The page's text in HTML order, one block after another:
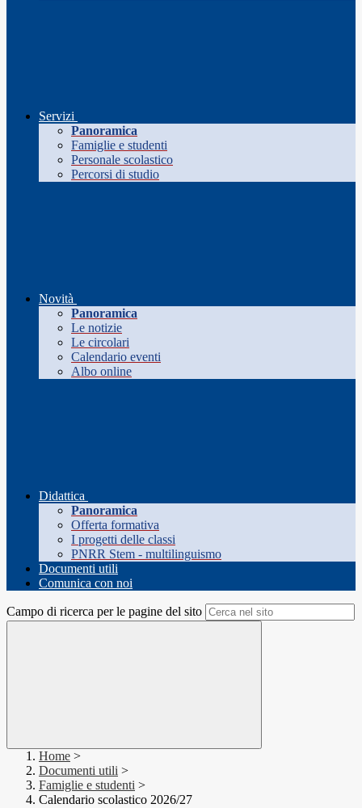
Servizi
Panoramica
Famiglie e studenti
Personale scolastico
Percorsi di studio
Novità
Panoramica
Le notizie
Le circolari
Calendario eventi
Albo online
Didattica
Panoramica
Offerta formativa
I progetti delle classi
PNRR Stem - multilinguismo
Documenti utili
Comunica con noi
Campo di ricerca per le pagine del sito
Home >
Documenti utili >
Famiglie e studenti >
Calendario scolastico 2026/27